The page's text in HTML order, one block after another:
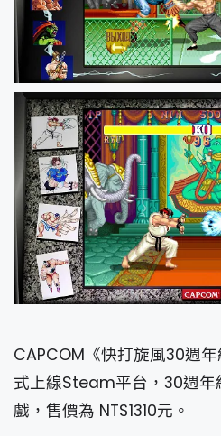
CAPCOM《快打旋風30週
式上線Steam平台，30週年
戲，售價為 NT$1310元。